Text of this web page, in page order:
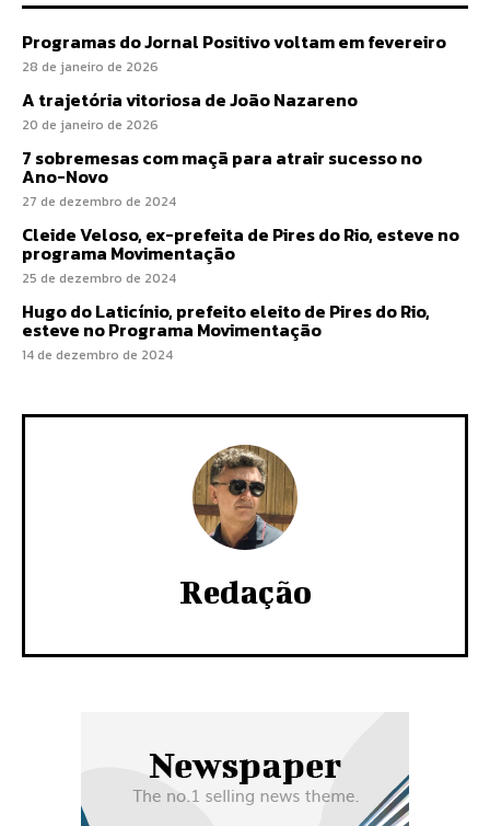
Programas do Jornal Positivo voltam em fevereiro
28 de janeiro de 2026
A trajetória vitoriosa de João Nazareno
20 de janeiro de 2026
7 sobremesas com maçã para atrair sucesso no
Ano-Novo
27 de dezembro de 2024
Cleide Veloso, ex-prefeita de Pires do Rio, esteve no
programa Movimentação
25 de dezembro de 2024
Hugo do Laticínio, prefeito eleito de Pires do Rio,
esteve no Programa Movimentação
14 de dezembro de 2024
Redação